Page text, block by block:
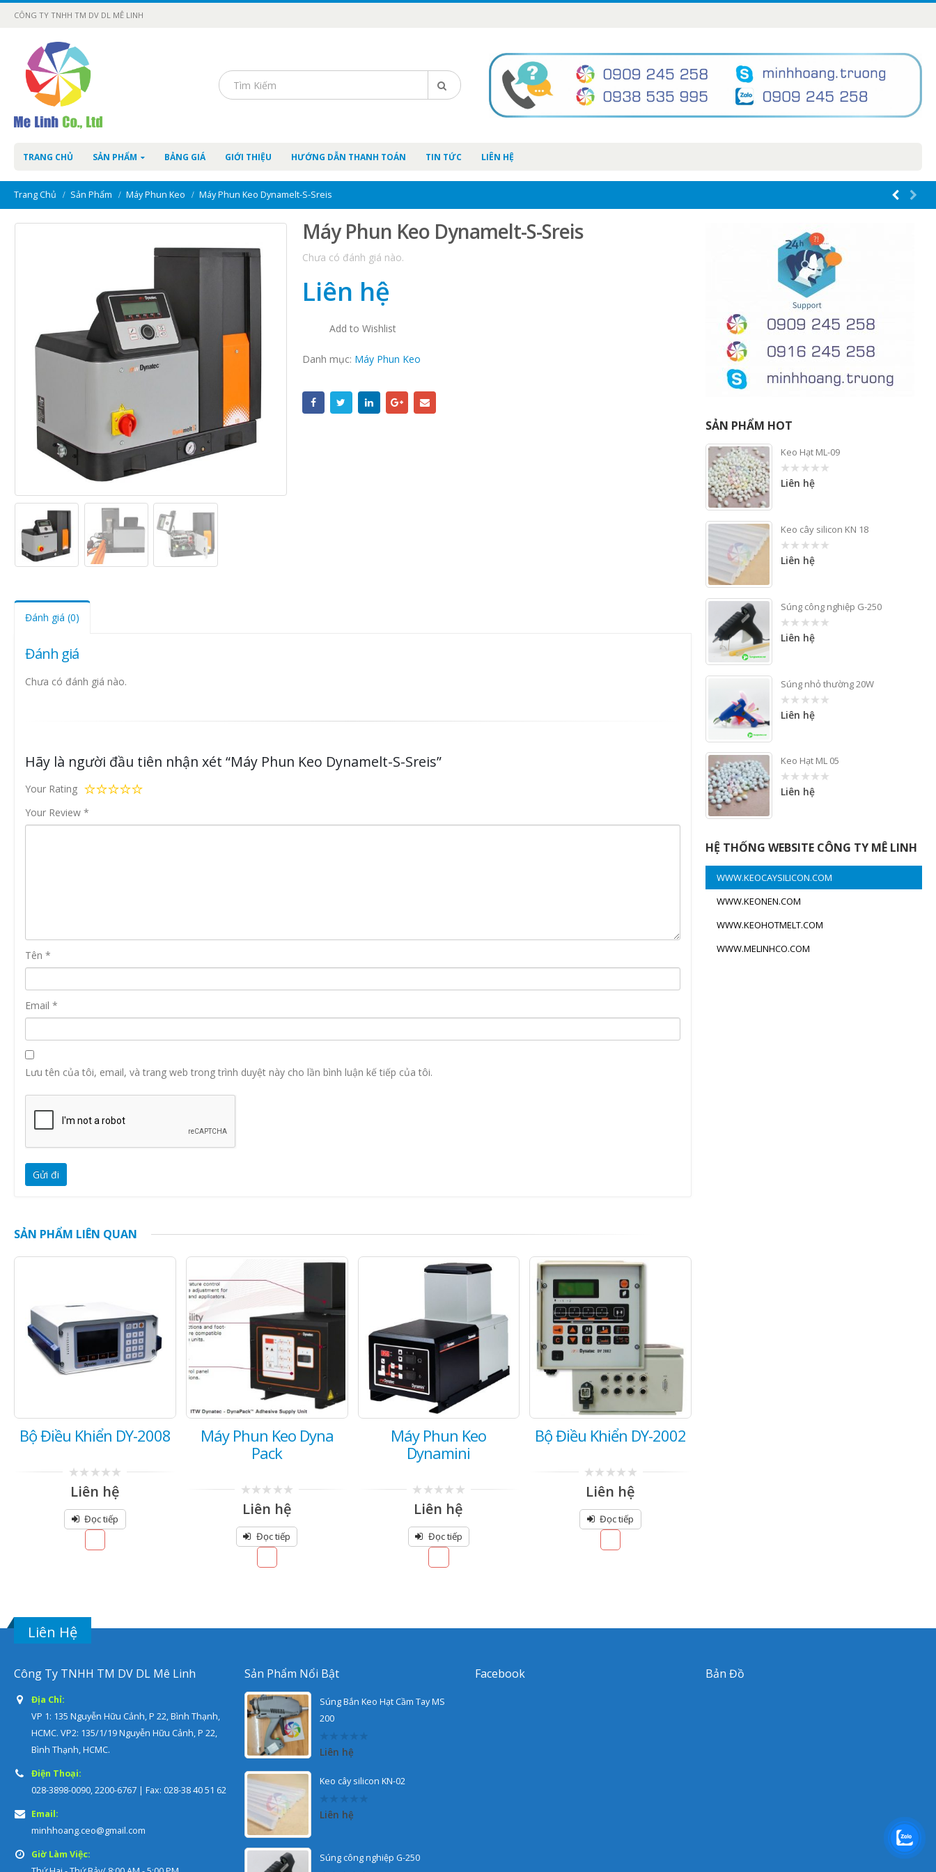
CÔNG TY TNHH TM DV DL MÊ LINH
TRANG CHỦ SẢN PHẨM BẢNG GIÁ GIỚI THIỆU HƯỚNG DẪN THANH TOÁN TIN TỨC LIÊN HỆ
Trang Chủ Sản Phẩm Máy Phun Keo Máy Phun Keo Dynamelt-S-Sreis
Máy Phun Keo Dynamelt-S-Sreis
Chưa có đánh giá nào.
Liên hệ
Add to Wishlist
Danh mục: Máy Phun Keo
Đánh giá (0)
Đánh giá
Chưa có đánh giá nào.
Hãy là người đầu tiên nhận xét “Máy Phun Keo Dynamelt-S-Sreis”
Your Rating
Your Review *
Tên *
Email *
Lưu tên của tôi, email, và trang web trong trình duyệt này cho lần bình luận kế tiếp của tôi.
SẢN PHẨM LIÊN QUAN
Bộ Điều Khiển DY-2008
outLiên hệ
Đọc tiếp
Máy Phun Keo Dyna
Pack
outLiên hệ
Đọc tiếp
Máy Phun Keo
Dynamini
outLiên hệ
Đọc tiếp
Bộ Điều Khiển DY-2002
outLiên hệ
Đọc tiếp
SẢN PHẨM HOT
Keo Hạt ML-09
0
Liên hệ
Keo cây silicon KN 18
0
Liên hệ
Súng công nghiệp G-250
0
Liên hệ
Súng nhỏ thường 20W
0
out
Liên hệ
Keo Hạt ML 05
0
Liên hệ
HỆ THỐNG WEBSITE CÔNG TY MÊ LINH
WWW.KEOCAYSILICON.COM
WWW.KEONEN.COM
WWW.KEOHOTMELT.COM
WWW.MELINHCO.COM
Liên Hệ
Công Ty TNHH TM DV DL Mê Linh
Địa Chỉ:
VP 1: 135 Nguyễn Hữu Cảnh, P 22, Bình Thạnh,
HCMC. VP2: 135/1/19 Nguyễn Hữu Cảnh, P 22,
Bình Thạnh, HCMC.
Điện Thoại:
028-3898-0090, 2200-6767 | Fax: 028-38 40 51 62
Email:
minhhoang.ceo@gmail.com
Giờ Làm Việc:
Sản Phẩm Nổi Bật
Súng Bắn Keo Hạt Cầm Tay MS
200
0
out
Liên hệ
Keo cây silicon KN-02
0
out
Liên hệ
Súng công nghiệp G-250
Facebook Bản Đồ